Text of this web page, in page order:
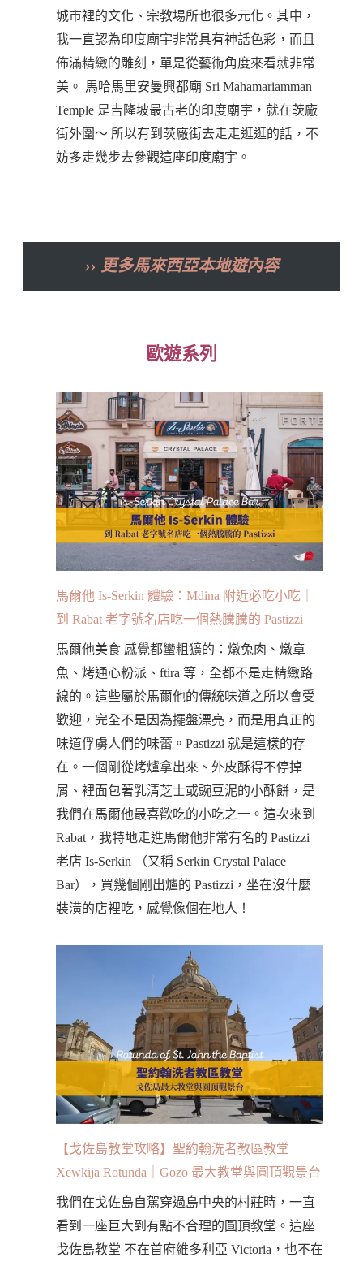
城市裡的文化、宗教場所也很多元化。其中，
我一直認為印度廟宇非常具有神話色彩，而且
佈滿精緻的雕刻，單是從藝術角度來看就非常
美。 馬哈馬里安曼興都廟 Sri Mahamariamman
Temple 是吉隆坡最古老的印度廟宇，就在茨廠
街外圍～ 所以有到茨廠街去走走逛逛的話，不
妨多走幾步去參觀這座印度廟宇。
›› 更多馬來西亞本地遊內容
歐遊系列
馬爾他 Is-Serkin 體驗：Mdina 附近必吃小吃｜
到 Rabat 老字號名店吃一個熱騰騰的 Pastizzi
馬爾他美食 感覺都蠻粗獷的：燉兔肉、燉章
魚、烤通心粉派、ftira 等，全都不是走精緻路
線的。這些屬於馬爾他的傳統味道之所以會受
歡迎，完全不是因為擺盤漂亮，而是用真正的
味道俘虜人們的味蕾。Pastizzi 就是這樣的存
在。一個剛從烤爐拿出來、外皮酥得不停掉
屑、裡面包著乳清芝士或豌豆泥的小酥餅，是
我們在馬爾他最喜歡吃的小吃之一。這次來到
Rabat，我特地走進馬爾他非常有名的 Pastizzi
老店 Is-Serkin （又稱 Serkin Crystal Palace
Bar），買幾個剛出爐的 Pastizzi，坐在沒什麼
裝潢的店裡吃，感覺像個在地人！
【戈佐島教堂攻略】聖約翰洗者教區教堂
Xewkija Rotunda｜Gozo 最大教堂與圓頂觀景台
我們在戈佐島自駕穿過島中央的村莊時，一直
看到一座巨大到有點不合理的圓頂教堂。這座
戈佐島教堂 不在首府維多利亞 Victoria，也不在